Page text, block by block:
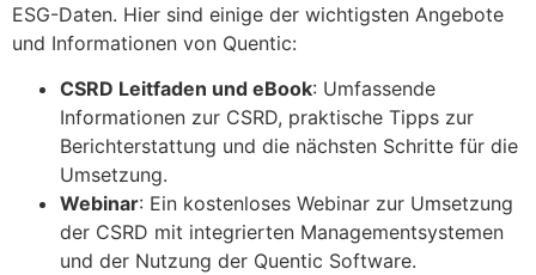
ESG-Daten. Hier sind einige der wichtigsten Angebote
und Informationen von Quentic:
CSRD Leitfaden und eBook: Umfassende
Informationen zur CSRD, praktische Tipps zur
Berichterstattung und die nächsten Schritte für die
Umsetzung.
Webinar: Ein kostenloses Webinar zur Umsetzung
der CSRD mit integrierten Managementsystemen
und der Nutzung der Quentic Software.